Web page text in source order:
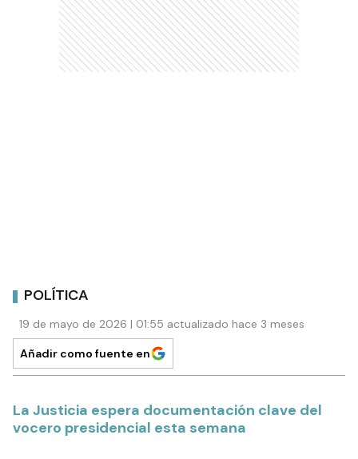
POLÍTICA
19 de mayo de 2026 | 01:55 actualizado hace 3 meses
Añadir como fuente en
La Justicia espera documentación clave del
vocero presidencial esta semana